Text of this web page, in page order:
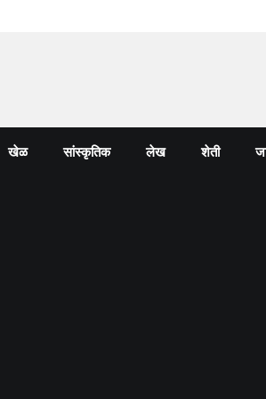
खेळ सांस्कृतिक लेख शेती